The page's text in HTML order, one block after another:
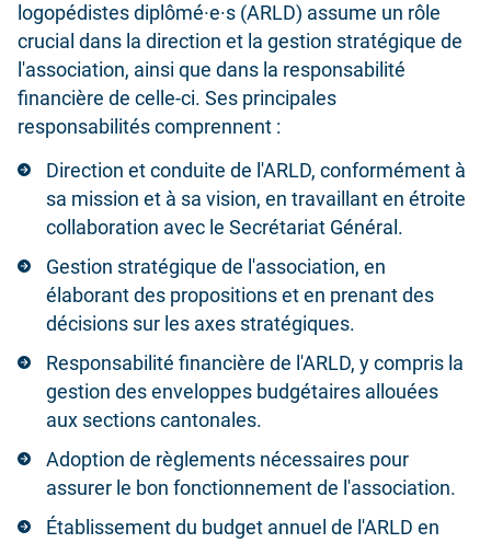
logopédistes diplômé·e·s (ARLD) assume un rôle
crucial dans la direction et la gestion stratégique de
l'association, ainsi que dans la responsabilité
financière de celle-ci. Ses principales
responsabilités comprennent :
Direction et conduite de l'ARLD, conformément à
sa mission et à sa vision, en travaillant en étroite
collaboration avec le Secrétariat Général.
Gestion stratégique de l'association, en
élaborant des propositions et en prenant des
décisions sur les axes stratégiques.
Responsabilité financière de l'ARLD, y compris la
gestion des enveloppes budgétaires allouées
aux sections cantonales.
Adoption de règlements nécessaires pour
assurer le bon fonctionnement de l'association.
Établissement du budget annuel de l'ARLD en